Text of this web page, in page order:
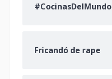
#CocinasDelMundo
Fricandó de rape